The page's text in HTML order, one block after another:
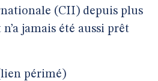
(CII) depuis plus
jamais été aussi prêt
périmé)